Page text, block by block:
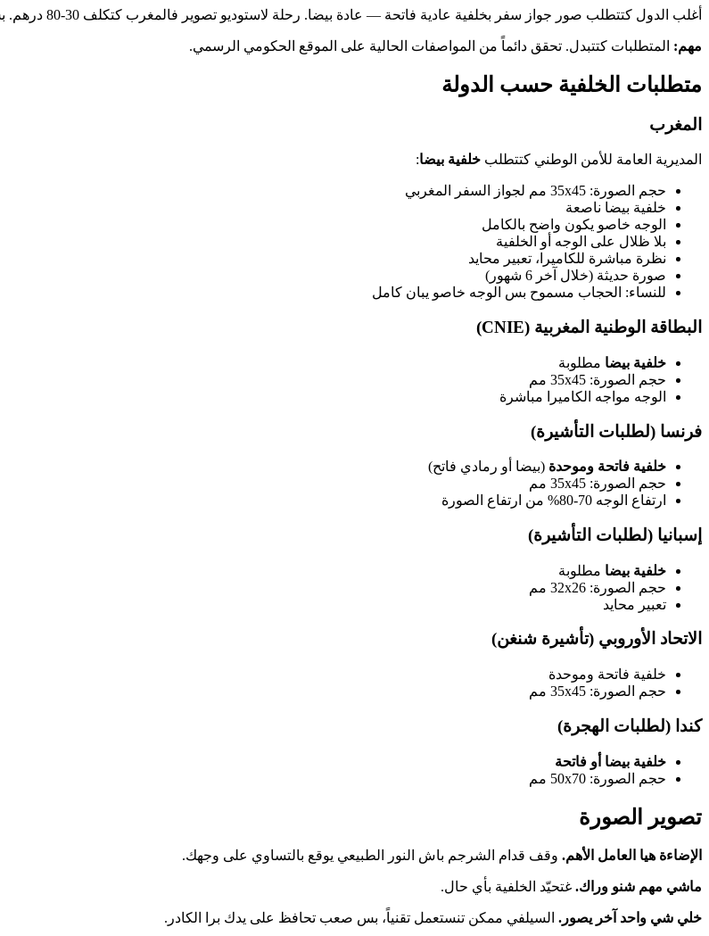
أغلب الدول كتتطلب صور جواز سفر بخلفية عادية فاتحة — عادة بيضا. رحلة لاستوديو تصوير فالمغرب كتكلف 30-80 درهم. بس تقدر تصور فالدار وتصلح الخلفية بنفسك باستعمال
مهم: المتطلبات كتتبدل. تحقق دائماً من المواصفات الحالية على الموقع الحكومي الرسمي.
متطلبات الخلفية حسب الدولة
المغرب
المديرية العامة للأمن الوطني كتتطلب خلفية بيضا:
حجم الصورة: 35x45 مم لجواز السفر المغربي
خلفية بيضا ناصعة
الوجه خاصو يكون واضح بالكامل
بلا ظلال على الوجه أو الخلفية
نظرة مباشرة للكاميرا، تعبير محايد
صورة حديثة (خلال آخر 6 شهور)
للنساء: الحجاب مسموح بس الوجه خاصو يبان كامل
البطاقة الوطنية المغربية (CNIE)
خلفية بيضا مطلوبة
حجم الصورة: 35x45 مم
الوجه مواجه الكاميرا مباشرة
فرنسا (لطلبات التأشيرة)
خلفية فاتحة وموحدة (بيضا أو رمادي فاتح)
حجم الصورة: 35x45 مم
ارتفاع الوجه 70-80% من ارتفاع الصورة
إسبانيا (لطلبات التأشيرة)
خلفية بيضا مطلوبة
حجم الصورة: 32x26 مم
تعبير محايد
الاتحاد الأوروبي (تأشيرة شنغن)
خلفية فاتحة وموحدة
حجم الصورة: 35x45 مم
كندا (لطلبات الهجرة)
خلفية بيضا أو فاتحة
حجم الصورة: 50x70 مم
تصوير الصورة
الإضاءة هيا العامل الأهم. وقف قدام الشرجم باش النور الطبيعي يوقع بالتساوي على وجهك.
ماشي مهم شنو وراك. غتحيّد الخلفية بأي حال.
خلي شي واحد آخر يصور. السيلفي ممكن تنستعمل تقنياً، بس صعب تحافظ على يدك برا الكادر.